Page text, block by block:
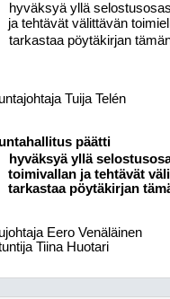
hyväksyä yllä
ja tehtävät välittävän
tarkastaa pöytäkirjan
Tuija Telén
päätti
hyväksyä yllä
toimivallan ja tehtävät
tarkastaa pöytäkirjan
Eero Venäläinen
Tiina Huotari